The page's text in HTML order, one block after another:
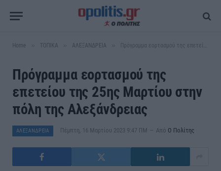
Home ΤΟΠΙΚΑ ΑΛΕΞΑΝΔΡΕΙΑ Πρόγραμμα εορτασμού της επετείου της 25ης Μαρτίου στην πόλη της Αλεξάνδρειας
Πρόγραμμα εορτασμού της
επετείου της 25ης Μαρτίου στην
πόλη της Αλεξάνδρειας
ΑΛΕΞΑΝΔΡΕΙΑ Πέμπτη, 16 Μαρτίου 2023 9:47 ΠΜ Από Ο Πολίτης